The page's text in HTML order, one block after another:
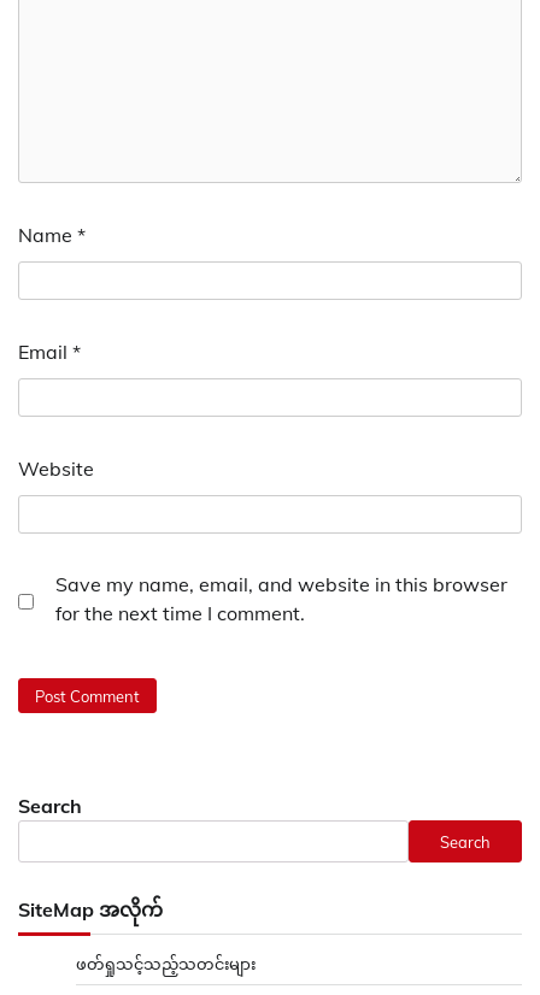
Name *
Email *
Website
Save my name, email, and website in this browser
for the next time I comment.
Search
Search
SiteMap အလိုက်
ဖတ်ရှုသင့်သည့်သတင်းများ